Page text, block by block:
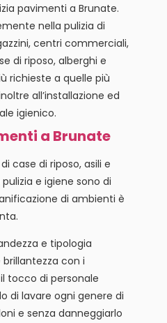
pavimenti a Brunate.
nella pulizia di
centri commerciali,
di riposo, alberghi e
richieste a quelle più
all’installazione ed
igienico.
a Brunate
case di riposo, asili e
e igiene sono di
di ambienti è
e tipologia
brillantezza con i
tocco di personale
di lavare ogni genere di
e senza danneggiarlo